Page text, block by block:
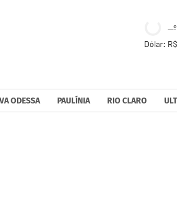
--
Dólar:
ODESSA PAULÍNIA RIO CLARO